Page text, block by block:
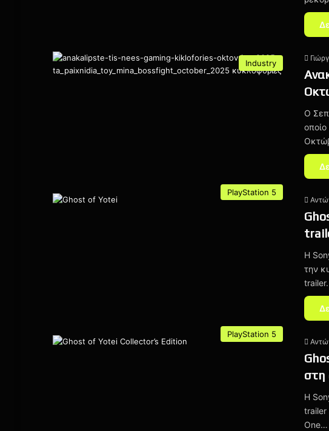
Industry
Ο
PlayStation 5
Η
την
trailer.
PlayStation 5
στη
Η
trailer
One…